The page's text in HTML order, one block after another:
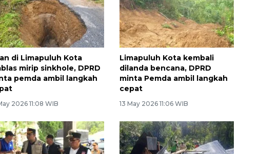
di Limapuluh Kota
mirip sinkhole, DPRD
pemda ambil langkah
2026 11:08 WIB
Limapuluh Kota kembali
dilanda bencana, DPRD
minta Pemda ambil langkah
cepat
13 May 2026 11:06 WIB